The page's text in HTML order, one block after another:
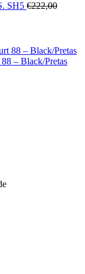
SH5 €222,00
– Black/Pretas